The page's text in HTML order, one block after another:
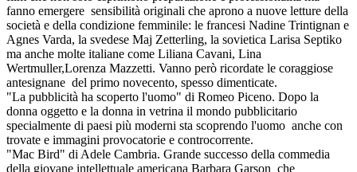
fanno emergere sensibilità originali che aprono a nuove letture della
società e della condizione femminile: le francesi Nadine Trintignan e
Agnes Varda, la svedese Maj Zetterling, la sovietica Larisa Septiko
ma anche molte italiane come Liliana Cavani, Lina
Wertmuller,Lorenza Mazzetti. Vanno però ricordate le coraggiose
antesignane del primo novecento, spesso dimenticate.
"La pubblicità ha scoperto l'uomo" di Romeo Piceno. Dopo la
donna oggetto e la donna in vetrina il mondo pubblicitario
specialmente di paesi più moderni sta scoprendo l'uomo anche con
trovate e immagini provocatorie e controcorrente.
"Mac Bird" di Adele Cambria. Grande successo della commedia
della giovane intellettuale americana Barbara Garson che